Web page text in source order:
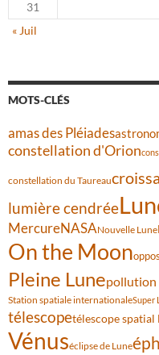
31
« Juil
MOTS-CLÉS
amas des Pléiades
constellation d'Orion
constellation du Taureau
lumière cendrée
MercureNASANouvelle Lune
On the Moon
Pleine Lunepollution
Station spatiale internationaleSuper
télescopetélescope spatial
Vénuséclipse de Lune